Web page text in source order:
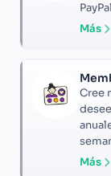
Más
Cree
Más